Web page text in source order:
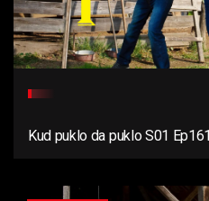
Kud puklo da puklo S01 Ep161